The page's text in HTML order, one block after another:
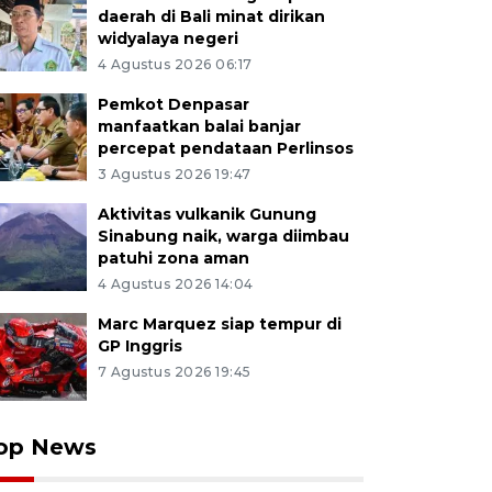
daerah di Bali minat dirikan
widyalaya negeri
4 Agustus 2026 06:17
Pemkot Denpasar
manfaatkan balai banjar
percepat pendataan Perlinsos
3 Agustus 2026 19:47
Aktivitas vulkanik Gunung
Sinabung naik, warga diimbau
patuhi zona aman
4 Agustus 2026 14:04
Marc Marquez siap tempur di
GP Inggris
7 Agustus 2026 19:45
News